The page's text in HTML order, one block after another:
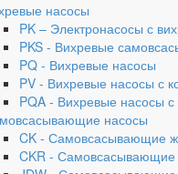
насосы
PK – Электронасосы с
PKS - Вихревые
PQ - Вихревые насосы
PV - Вихревые насосы с
PQA - Вихревые насосы
насосы
CK - Самовсасывающие
CKR - Самовсасывающие